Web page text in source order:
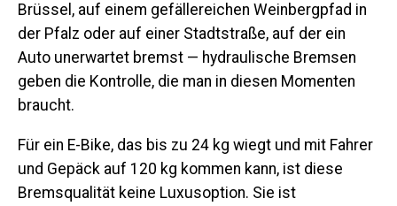
Brüssel, auf einem gefällereichen Weinbergpfad in
der Pfalz oder auf einer Stadtstraße, auf der ein
Auto unerwartet bremst — hydraulische Bremsen
geben die Kontrolle, die man in diesen Momenten
braucht.
Für ein E-Bike, das bis zu 24 kg wiegt und mit Fahrer
und Gepäck auf 120 kg kommen kann, ist diese
Bremsqualität keine Luxusoption. Sie ist